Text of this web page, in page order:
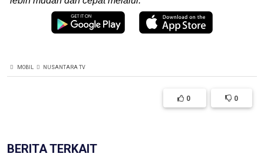
MOBIL NUSANTARA TV
0 0
BERITA TERKAIT